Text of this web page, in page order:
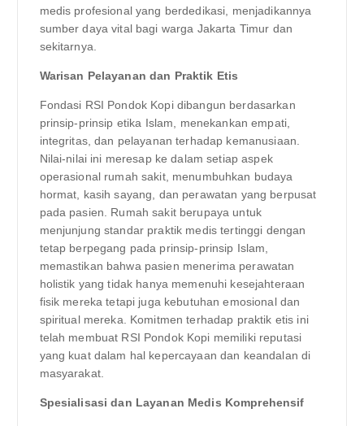
medis profesional yang berdedikasi, menjadikannya
sumber daya vital bagi warga Jakarta Timur dan
sekitarnya.
Warisan Pelayanan dan Praktik Etis
Fondasi RSI Pondok Kopi dibangun berdasarkan
prinsip-prinsip etika Islam, menekankan empati,
integritas, dan pelayanan terhadap kemanusiaan.
Nilai-nilai ini meresap ke dalam setiap aspek
operasional rumah sakit, menumbuhkan budaya
hormat, kasih sayang, dan perawatan yang berpusat
pada pasien. Rumah sakit berupaya untuk
menjunjung standar praktik medis tertinggi dengan
tetap berpegang pada prinsip-prinsip Islam,
memastikan bahwa pasien menerima perawatan
holistik yang tidak hanya memenuhi kesejahteraan
fisik mereka tetapi juga kebutuhan emosional dan
spiritual mereka. Komitmen terhadap praktik etis ini
telah membuat RSI Pondok Kopi memiliki reputasi
yang kuat dalam hal kepercayaan dan keandalan di
masyarakat.
Spesialisasi dan Layanan Medis Komprehensif